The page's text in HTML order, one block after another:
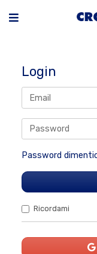
Login
Password
Ricordami